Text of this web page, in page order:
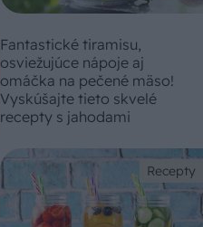
Fantastické tiramisu,
osviežujúce nápoje aj
omáčka na pečené mäso!
Vyskúšajte tieto skvelé
recepty s jahodami
Recepty